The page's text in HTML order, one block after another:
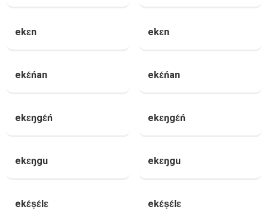
ekɛn ekɛn
ekɛ́ńan ekɛ́ńan
ekɛŋgɛ́ń ekɛŋgɛ́ń
ekɛŋgu ekɛŋgu
ekɛ́ṣɛ́lɛ ekɛ́ṣɛ́lɛ